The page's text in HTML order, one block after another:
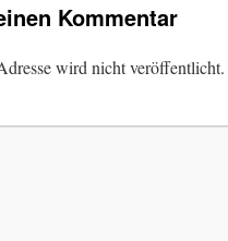
Kommentar
wird nicht veröffentlicht.